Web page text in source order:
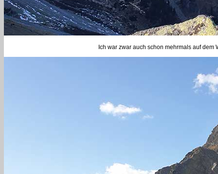
Ich war zwar auch schon mehrmals auf